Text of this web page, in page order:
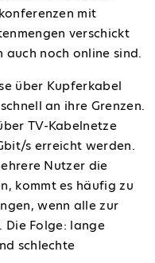
mit
verschickt
noch online sind.
über Kupferkabel
an ihre Grenzen.
TV-Kabelnetze
s erreicht werden.
Nutzer die
kommt es häufig zu
wenn alle zur
Die Folge: lange
schlechte